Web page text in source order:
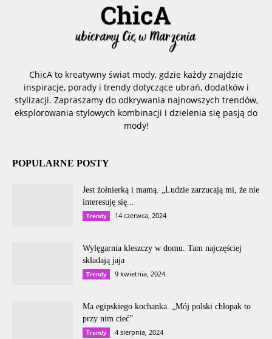
ChicA to kreatywny świat mody, gdzie każdy znajdzie
inspiracje, porady i trendy dotyczące ubrań, dodatków i
stylizacji. Zapraszamy do odkrywania najnowszych trendów,
eksplorowania stylowych kombinacji i dzielenia się pasją do
mody!
POPULARNE POSTY
Jest żołnierką i mamą. „Ludzie zarzucają mi, że nie
interesuję się...
Trendy 14 czerwca, 2024
Wylęgarnia kleszczy w domu. Tam najczęściej
składają jaja
Trendy 9 kwietnia, 2024
Ma egipskiego kochanka. „Mój polski chłopak to
przy nim cieć”
Trendy 4 sierpnia, 2024